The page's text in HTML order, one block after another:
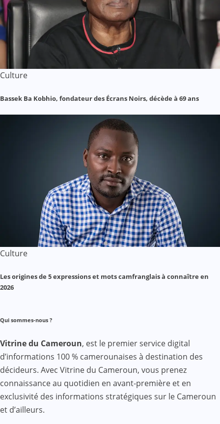
Culture
Bassek Ba Kobhio, fondateur des Écrans Noirs, décède à 69 ans
Culture
Les origines de 5 expressions et mots camfranglais à connaître en
2026
Qui sommes-nous ?
Vitrine du Cameroun, est le premier service digital
d’informations 100 % camerounaises à destination des
décideurs. Avec Vitrine du Cameroun, vous prenez
connaissance au quotidien en avant-première et en
exclusivité des informations stratégiques sur le Cameroun
et d’ailleurs.